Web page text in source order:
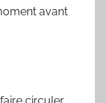
avant